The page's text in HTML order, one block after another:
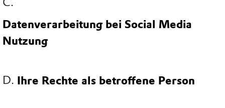
Datenverarbeitung bei Social Media
Nutzung
Ihre Rechte als betroffene Person